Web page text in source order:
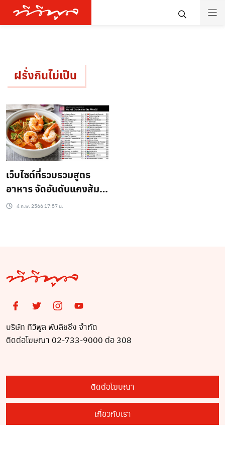
ฝรั่งกินไม่เป็น
เว็บไซต์ที่รวบรวมสูตร
อาหาร จัดอันดับแกงส้ม
เป็นเมนูยอดแย่ อันดับ 12
4 ก.พ. 2566 17:57 น.
บริษัท ทีวีพูล พับลิชชิ่ง จำกัด
ติดต่อโฆษณา 02-733-9000 ต่อ 308
ติดต่อโฆษณา
เกี่ยวกับเรา